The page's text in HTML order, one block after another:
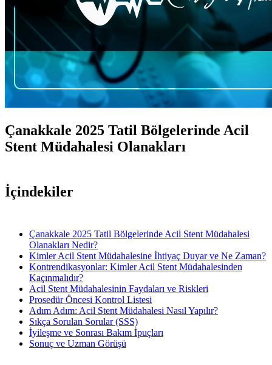
Çanakkale 2025 Tatil Bölgelerinde Acil
Stent Müdahalesi Olanakları
İçindekiler
Çanakkale 2025 Tatil Bölgelerinde Acil Stent Müdahalesi
Olanakları Nedir?
Kimler Acil Stent Müdahalesine İhtiyaç Duyar ve Ne Zaman?
Kontrendikasyonlar: Kimler Acil Stent Müdahalesinden
Kaçınmalıdır?
Acil Stent Müdahalesinin Faydaları ve Riskleri
Prosedür Öncesi Kontrol Listesi
Adım Adım: Acil Stent Müdahalesi Nasıl Yapılır?
Sıkça Sorulan Sorular (SSS)
İyileşme ve Sonrası Bakım İpuçları
Sonuç ve Uzman Görüşü